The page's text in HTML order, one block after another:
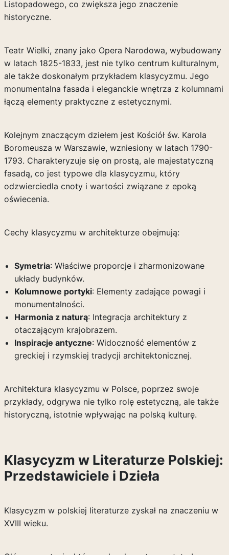
Listopadowego, co zwiększa jego znaczenie
historyczne.
Teatr Wielki, znany jako Opera Narodowa, wybudowany
w latach 1825-1833, jest nie tylko centrum kulturalnym,
ale także doskonałym przykładem klasycyzmu. Jego
monumentalna fasada i eleganckie wnętrza z kolumnami
łączą elementy praktyczne z estetycznymi.
Kolejnym znaczącym dziełem jest Kościół św. Karola
Boromeusza w Warszawie, wzniesiony w latach 1790-
1793. Charakteryzuje się on prostą, ale majestatyczną
fasadą, co jest typowe dla klasycyzmu, który
odzwierciedla cnoty i wartości związane z epoką
oświecenia.
Cechy klasycyzmu w architekturze obejmują:
Symetria: Właściwe proporcje i zharmonizowane
układy budynków.
Kolumnowe portyki: Elementy zadające powagi i
monumentalności.
Harmonia z naturą: Integracja architektury z
otaczającym krajobrazem.
Inspiracje antyczne: Widoczność elementów z
greckiej i rzymskiej tradycji architektonicznej.
Architektura klasycyzmu w Polsce, poprzez swoje
przykłady, odgrywa nie tylko rolę estetyczną, ale także
historyczną, istotnie wpływając na polską kulturę.
Klasycyzm w Literaturze Polskiej:
Przedstawiciele i Dzieła
Klasycyzm w polskiej literaturze zyskał na znaczeniu w
XVIII wieku.